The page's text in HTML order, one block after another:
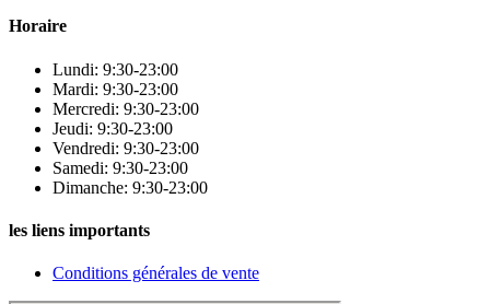
Horaire
Lundi: 9:30-23:00
Mardi: 9:30-23:00
Mercredi: 9:30-23:00
Jeudi: 9:30-23:00
Vendredi: 9:30-23:00
Samedi: 9:30-23:00
Dimanche: 9:30-23:00
les liens importants
Conditions générales de vente